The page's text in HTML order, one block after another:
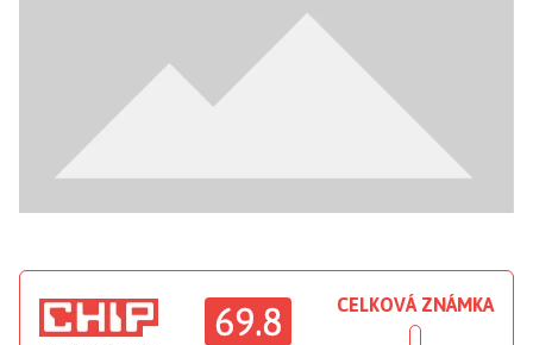
69.8 CELKOVÁ ZNÁMKA